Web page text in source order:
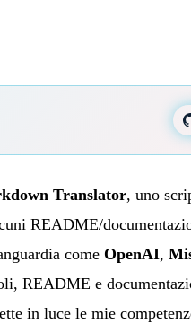
Translator, uno
README/
come OpenAI,
README e
in luce le mie